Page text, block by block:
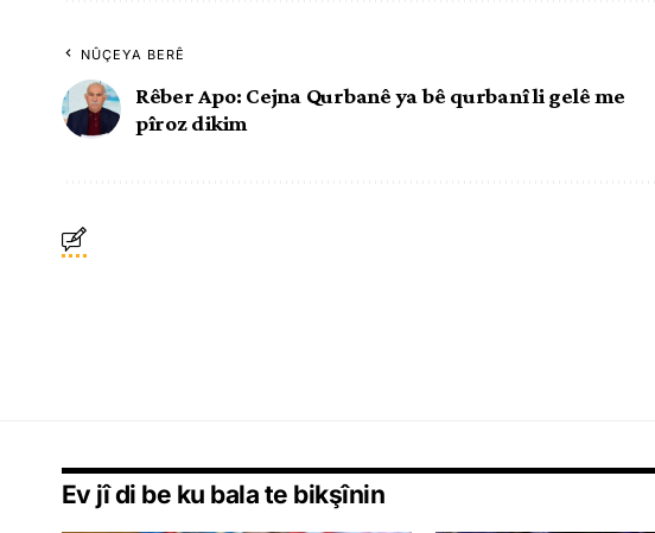
NÛÇEYA BERÊ
Rêber Apo: Cejna Qurbanê ya bê qurbanî li gelê me
pîroz dikim
Ev jî di be ku bala te bikşînin